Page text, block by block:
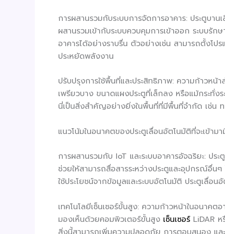
การผสานรวมกับระบบการจัดการอาคาร: ประตูบา
ผสานรวมเข้ากับระบบควบคุมการเข้าออก ระบบรัก
อาคารได้อย่างราบรื่น ตัวอย่างเช่น สามารถตั้งโปร
ประหยัดพลังงาน
ปรับปรุงการใช้พื้นที่และประสิทธิภาพ: ความก้าวหน้
เพรียวบาง ขนาดแผงประตูที่เล็กลง หรือแม้กระทั่ง
นี่เป็นสิ่งสำคัญอย่างยิ่งในพื้นที่ที่มีพื้นที่จำกัด เช่น ท
แนวโน้มในอนาคตของประตูเลื่อนอัตโนมัติที่จะเข้าม
การผสานรวมกับ IoT และระบบอาคารอัจฉริยะ: ป
ช่วยให้สามารถสื่อสารระหว่างประตูและอุปกรณ์อื่น
ใช้ประโยชน์จากข้อมูลและระบบอัตโนมัติ ประตูเลื่อ
เทคโนโลยีเซ็นเซอร์ขั้นสูง: ความก้าวหน้าในอนาค
มองเห็นด้วยคอมพิวเตอร์ขั้นสูง เซ็นเซอร์ LiDAR